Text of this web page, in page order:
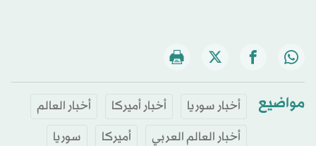
مواضيع أخبار سوريا أخبار أميركا
أخبار العالم
أخبار العالم العربي
أميركا سوريا